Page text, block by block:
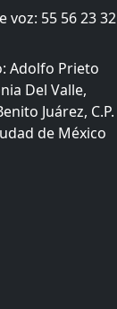
voz: 55 56 23 32
Adolfo Prieto
Del Valle,
Juárez, C.P.
de México